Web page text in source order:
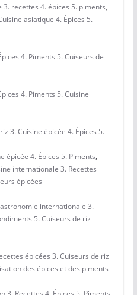
recettes 4. épices 5. piments,
asiatique 4. Épices 5.
4. Piments 5. Cuiseurs de
4. Piments 5. Cuisine
3. Cuisine épicée 4. Épices 5.
épicée 4. Épices 5. Piments,
internationale 3. Recettes
épicées
internationale 3.
5. Cuiseurs de riz
épicées 3. Cuiseurs de riz
des épices et des piments